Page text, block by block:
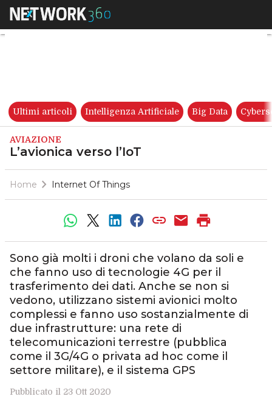
L’avionica verso l’IoT
Ultimi articoli Intelligenza Artificiale Big Data
AVIAZIONE
L’avionica verso l’IoT
Home Internet Of Things
Sono già molti i droni che volano da soli e
che fanno uso di tecnologie 4G per il
trasferimento dei dati. Anche se non si
vedono, utilizzano sistemi avionici molto
complessi e fanno uso sostanzialmente di
due infrastrutture: una rete di
telecomunicazioni terrestre (pubblica
come il 3G/4G o privata ad hoc come il
settore militare), e il sistema GPS
Pubblicato il 23 Ott 2020